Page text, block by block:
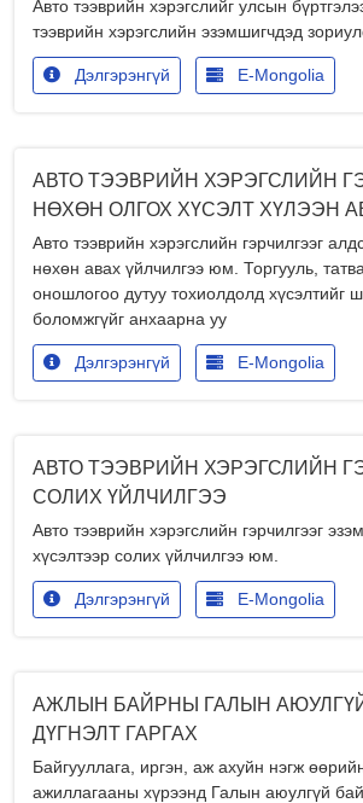
Авто тээврийн хэрэгслийг улсын
тээврийн хэрэгслийн эзэмшигчдэд
Дэлгэрэнгүй E-Mongolia
АВТО ТЭЭВРИЙН ХЭРЭГСЛИЙН
НӨХӨН ОЛГОХ ХҮСЭЛТ ХҮЛЭЭН
Авто тээврийн хэрэгслийн гэрчилгээг
нөхөн авах үйлчилгээ юм. Торгууль,
оношлогоо дутуу тохиолдолд хүсэлтийг
боломжгүйг анхаарна уу
Дэлгэрэнгүй E-Mongolia
АВТО ТЭЭВРИЙН ХЭРЭГСЛИЙН
СОЛИХ ҮЙЛЧИЛГЭЭ
Авто тээврийн хэрэгслийн гэрчилгээг
хүсэлтээр солих үйлчилгээ юм.
Дэлгэрэнгүй E-Mongolia
АЖЛЫН БАЙРНЫ ГАЛЫН
ДҮГНЭЛТ ГАРГАХ
Байгууллага, иргэн, аж ахуйн нэгж
ажиллагааны хүрээнд Галын аюулгүй